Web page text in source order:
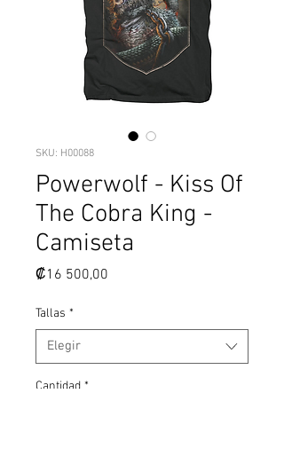
SKU: H00088
Powerwolf - Kiss Of
The Cobra King -
Camiseta
₡16 500,00
Tallas *
Elegir
Cantidad *